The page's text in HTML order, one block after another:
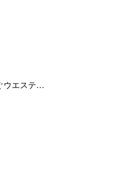
ウエステ…